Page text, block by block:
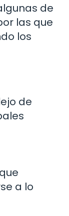
de
las que
los
de
a lo